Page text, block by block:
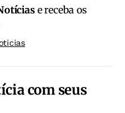
e receba os
com seus